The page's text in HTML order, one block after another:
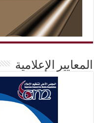
المعايير الإعلامية